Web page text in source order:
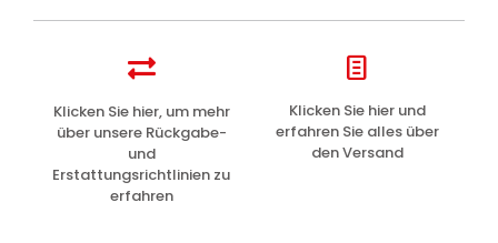
Klicken Sie hier, um mehr
über unsere Rückgabe-
und
Erstattungsrichtlinien zu
erfahren
Klicken Sie hier und
erfahren Sie alles über
den Versand